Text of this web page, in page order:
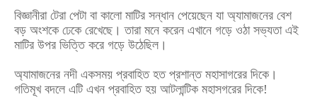
বিজ্ঞানীরা টেরা পেটা বা কালো মাটির সন্ধান পেয়েছেন যা অ্যামাজনের বেশ
বড় অংশকে ঢেকে রেখেছে। তারা মনে করেন এখানে গড়ে ওঠা সভ্যতা এই
মাটির উপর ভিত্তি করে গড়ে উঠেছিল।
অ্যামাজনের নদী একসময় প্রবাহিত হত প্রশান্ত মহাসাগরের দিকে।
গতিমূখ বদলে এটি এখন প্রবাহিত হয় আটলান্টিক মহাসগরের দিকে!